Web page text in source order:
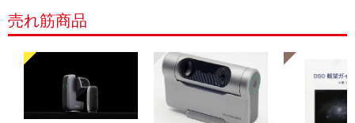
売れ筋商品